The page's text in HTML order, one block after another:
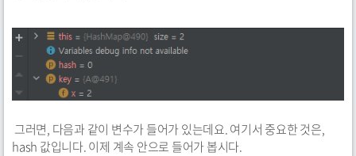
그러면, 다음과 같이 변수가 들어가 있는데요. 여기서 중요한 것은,
hash 값입니다. 이제 계속 안으로 들어가 봅시다.